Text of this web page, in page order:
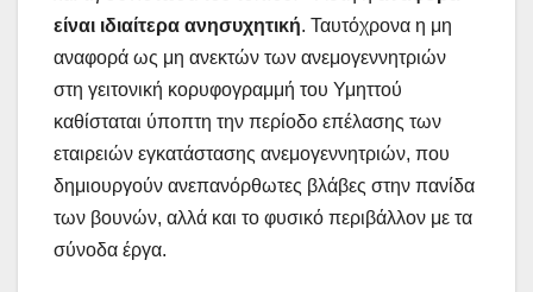
είναι ιδιαίτερα ανησυχητική. Ταυτόχρονα η μη
αναφορά ως μη ανεκτών των ανεμογεννητριών
στη γειτονική κορυφογραμμή του Υμηττού
καθίσταται ύποπτη την περίοδο επέλασης των
εταιρειών εγκατάστασης ανεμογεννητριών, που
δημιουργούν ανεπανόρθωτες βλάβες στην πανίδα
των βουνών, αλλά και το φυσικό περιβάλλον με τα
σύνοδα έργα.